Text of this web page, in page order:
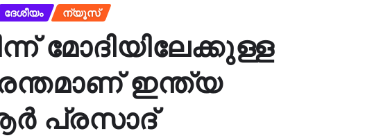
ദേശീയം ന്യൂസ്
മോദിയിലേക്കുള്ള
ഇന്ത്യ
പ്രസാദ്